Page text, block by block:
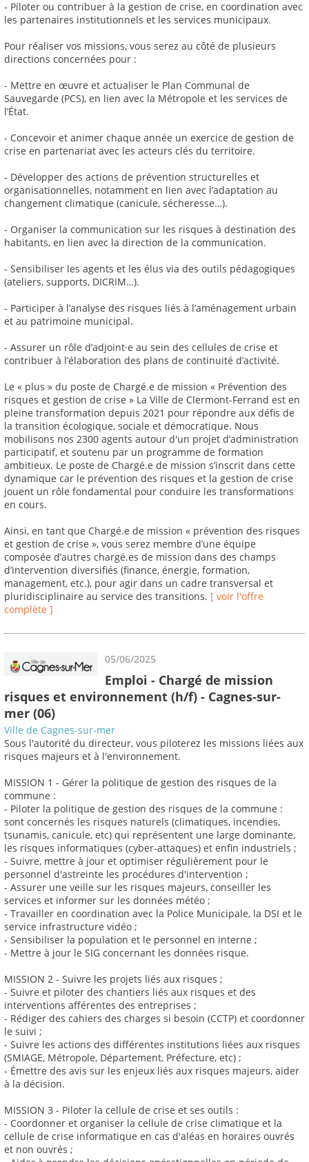
- Piloter ou contribuer à la gestion de crise, en coordination avec
les partenaires institutionnels et les services municipaux.
Pour réaliser vos missions, vous serez au côté de plusieurs
directions concernées pour :
- Mettre en œuvre et actualiser le Plan Communal de
Sauvegarde (PCS), en lien avec la Métropole et les services de
l’État.
- Concevoir et animer chaque année un exercice de gestion de
crise en partenariat avec les acteurs clés du territoire.
- Développer des actions de prévention structurelles et
organisationnelles, notamment en lien avec l’adaptation au
changement climatique (canicule, sécheresse…).
- Organiser la communication sur les risques à destination des
habitants, en lien avec la direction de la communication.
- Sensibiliser les agents et les élus via des outils pédagogiques
(ateliers, supports, DICRIM…).
- Participer à l’analyse des risques liés à l’aménagement urbain
et au patrimoine municipal.
- Assurer un rôle d’adjoint·e au sein des cellules de crise et
contribuer à l’élaboration des plans de continuité d’activité.
Le « plus » du poste de Chargé.e de mission « Prévention des
risques et gestion de crise » La Ville de Clermont-Ferrand est en
pleine transformation depuis 2021 pour répondre aux défis de
la transition écologique, sociale et démocratique. Nous
mobilisons nos 2300 agents autour d'un projet d’administration
participatif, et soutenu par un programme de formation
ambitieux. Le poste de Chargé.e de mission s’inscrit dans cette
dynamique car le prévention des risques et la gestion de crise
jouent un rôle fondamental pour conduire les transformations
en cours.
Ainsi, en tant que Chargé.e de mission « prévention des risques
et gestion de crise », vous serez membre d’une équipe
composée d’autres chargé.es de mission dans des champs
d’intervention diversifiés (finance, énergie, formation,
management, etc.), pour agir dans un cadre transversal et
pluridisciplinaire au service des transitions. [ voir l'offre
complète ]
05/06/2025
Emploi - Chargé de mission
risques et environnement (h/f) - Cagnes-sur-
mer (06)
Ville de Cagnes-sur-mer
Sous l'autorité du directeur, vous piloterez les missions liées aux
risques majeurs et à l'environnement.
MISSION 1 - Gérer la politique de gestion des risques de la
commune :
- Piloter la politique de gestion des risques de la commune :
sont concernés les risques naturels (climatiques, incendies,
tsunamis, canicule, etc) qui représentent une large dominante,
les risques informatiques (cyber-attaques) et enfin industriels ;
- Suivre, mettre à jour et optimiser régulièrement pour le
personnel d'astreinte les procédures d'intervention ;
- Assurer une veille sur les risques majeurs, conseiller les
services et informer sur les données météo ;
- Travailler en coordination avec la Police Municipale, la DSI et le
service infrastructure vidéo ;
- Sensibiliser la population et le personnel en interne ;
- Mettre à jour le SIG concernant les données risque.
MISSION 2 - Suivre les projets liés aux risques ;
- Suivre et piloter des chantiers liés aux risques et des
interventions afférentes des entreprises ;
- Rédiger des cahiers des charges si besoin (CCTP) et coordonner
le suivi ;
- Suivre les actions des différentes institutions liées aux risques
(SMIAGE, Métropole, Département, Préfecture, etc) ;
- Émettre des avis sur les enjeux liés aux risques majeurs, aider
à la décision.
MISSION 3 - Piloter la cellule de crise et ses outils :
- Coordonner et organiser la cellule de crise climatique et la
cellule de crise informatique en cas d'aléas en horaires ouvrés
et non ouvrés ;